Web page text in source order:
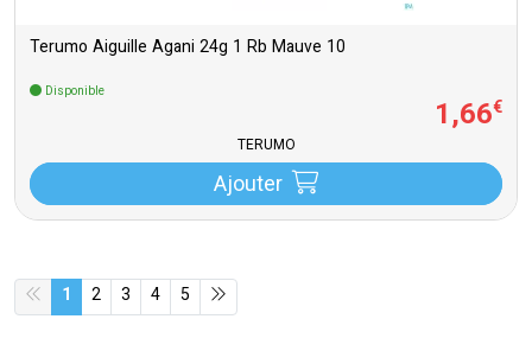
Terumo Aiguille Agani 24g 1 Rb Mauve 10
Disponible
1,66€
TERUMO
Ajouter
1 2 3 4 5